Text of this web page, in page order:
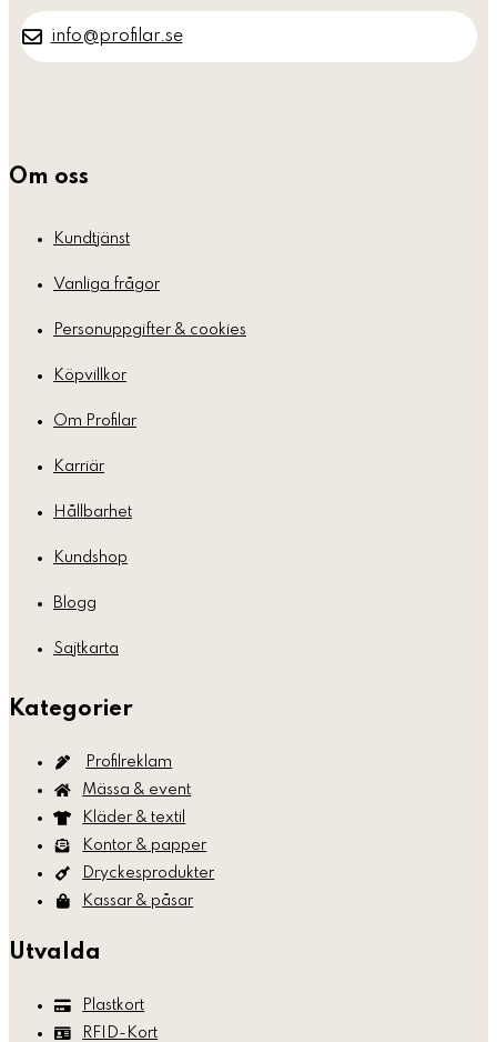
info@profilar.se
Om oss
Kundtjänst
Vanliga frågor
Personuppgifter & cookies
Köpvillkor
Om Profilar
Karriär
Hållbarhet
Kundshop
Blogg
Sajtkarta
Kategorier
Profilreklam
Mässa & event
Kläder & textil
Kontor & papper
Dryckesprodukter
Kassar & påsar
Utvalda
Plastkort
RFID-Kort